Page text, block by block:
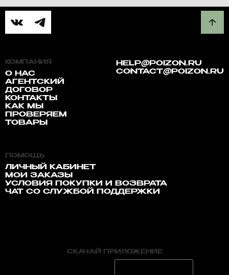
КОМПАНИЯ
О НАС
АГЕНТСКИЙ
ДОГОВОР
КОНТАКТЫ
КАК МЫ
ПРОВЕРЯЕМ
ТОВАРЫ
HELP@POIZON.RU
CONTACT@POIZON.RU
ПОМОЩЬ
ЛИЧНЫЙ КАБИНЕТ
МОИ ЗАКАЗЫ
УСЛОВИЯ ПОКУПКИ И ВОЗВРАТА
ЧАТ СО СЛУЖБОЙ ПОДДЕРЖКИ
СКАЧАЙ ПРИЛОЖЕНИЕ